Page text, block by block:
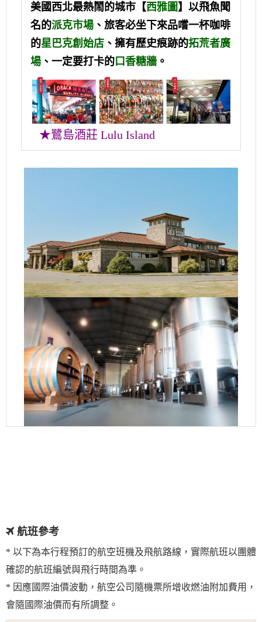
美國西北最熱鬧的城市【西雅圖 】 以飛魚聞
名的派克市場 、旅客必坐下來品嚐一杯咖啡
的星巴克創始店 、擁有歷史痕跡的拓荒者廣
場 、一定要打卡的 口香糖牆 。
★鷺島酒莊 Lulu Island
航班參考
* 以下為本行程預訂的航空班機及飛航路線，實際航班以團體
確認的航班編號與飛行時間為準。
* 因應國際油價波動，航空公司隨機票所增收燃油附加費用，
會隨國際油價而有所調整。